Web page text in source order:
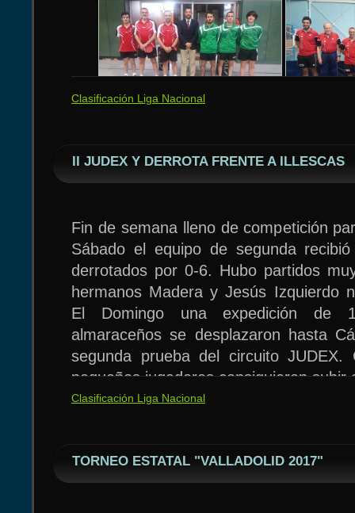
final despues de quedar primero
competencia JUDEX la que está
que es posiblemente la categoría
Extremadura.
En categoría infantil Adrian Bucur
dombenitense Alvaro Fernandez.
Daniel Montero, que aunque no
contaremos victorias suyas.
En categoría cadete participaron
ambos encuentros parece abultado,
reñidos y disputados.
Clasificación Liga Nacional
II JUDEX Y DERROTA FRENTE A ILLESCAS
Fin de semana lleno de competición
Sábado el equipo de segunda
derrotados por 0-6. Hubo partidos
hermanos Madera y Jesús Izquierdo
El Domingo una expedición de
almaraceños se desplazaron hasta
segunda prueba del circuito JUDEX.
pequeños jugadores consiguieron subir
Clasificación Liga Nacional
TORNEO ESTATAL "VALLADOLID 2017"